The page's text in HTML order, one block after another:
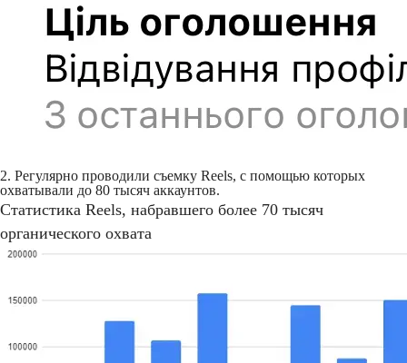
2. Регулярно проводили съемку Reels, с помощью которых
охватывали до 80 тысяч аккаунтов.
Статистика Reels, набравшего более 70 тысяч
органического охвата